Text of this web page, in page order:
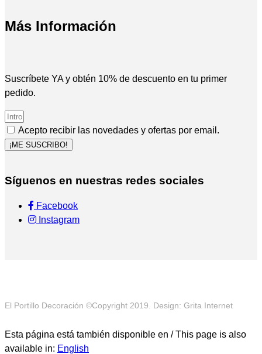
Más Información
Suscríbete YA y obtén 10% de descuento en tu primer
pedido.
Acepto recibir las novedades y ofertas por email.
¡ME SUSCRIBO!
Síguenos en nuestras redes sociales
Facebook
Instagram
El Portillo Decoración ©Copyright 2019. Design: Grita Internet
Esta página está también disponible en / This page is also
available in: English